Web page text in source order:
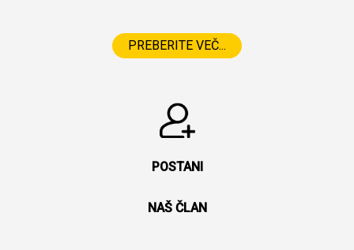
PREBERITE VEČ...
POSTANI
NAŠ ČLAN